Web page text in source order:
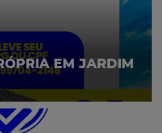
EM JARDIM